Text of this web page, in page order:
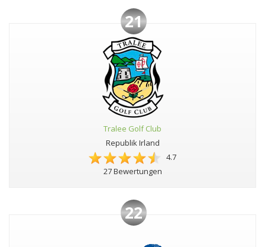
21
Tralee Golf Club
Republik Irland
4.7
27 Bewertungen
22